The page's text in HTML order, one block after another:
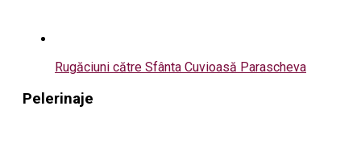
Rugăciuni către Sfânta Cuvioasă Parascheva
Pelerinaje